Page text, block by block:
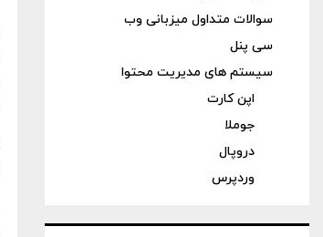
سوالات متداول میزبانی وب
سی پنل
سیستم های مدیریت محتوا
اپن کارت
جوملا
دروپال
وردپرس